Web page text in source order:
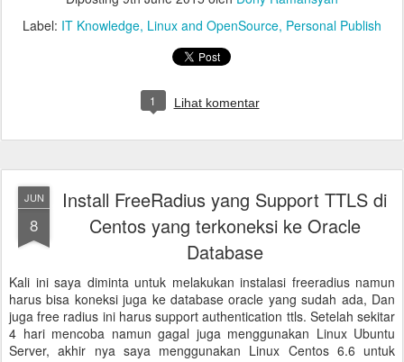
Label: IT Knowledge Linux and OpenSource Personal Publish
1 Lihat komentar
JUN
8
Install FreeRadius yang Support TTLS di
Centos yang terkoneksi ke Oracle
Database
Kali ini saya diminta untuk melakukan instalasi freeradius namun
harus bisa koneksi juga ke database oracle yang sudah ada, Dan
juga free radius ini harus support authentication ttls. Setelah sekitar
4 hari mencoba namun gagal juga menggunakan Linux Ubuntu
Server, akhir nya saya menggunakan Linux Centos 6.6 untuk